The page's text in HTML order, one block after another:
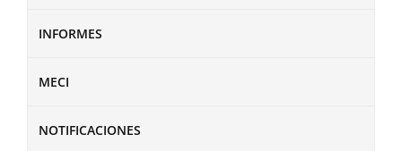
INFORMES
MECI
NOTIFICACIONES